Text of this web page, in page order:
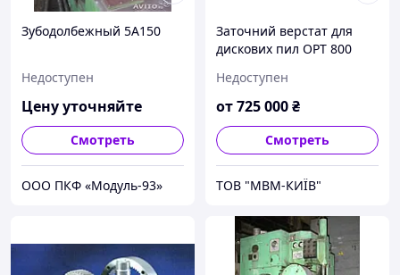
Зубодолбежный 5А150
Недоступен
Цену уточняйте
Смотреть
ООО ПКФ «Модуль-93»
Заточний верстат для
дискових пил OPT 800
Недоступен
от725 000₴
Смотреть
ТОВ "МВМ-КИЇВ"